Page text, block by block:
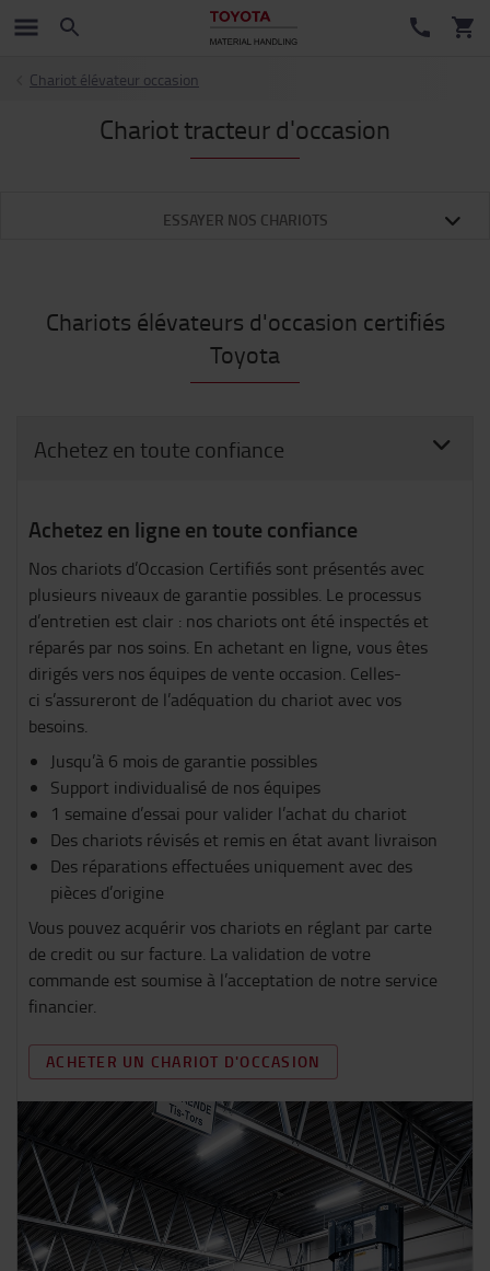
Chariot élévateur occasion
Chariot tracteur d'occasion
ESSAYER NOS CHARIOTS
Chariots élévateurs d'occasion certifiés
Toyota
Achetez en toute confiance
Achetez en ligne en toute confiance
Nos chariots d’Occasion Certifiés sont présentés avec
plusieurs niveaux de garantie possibles. Le processus
d’entretien est clair : nos chariots ont été inspectés et
réparés par nos soins. En achetant en ligne, vous êtes
dirigés vers nos équipes de vente occasion. Celles-
ci s’assureront de l’adéquation du chariot avec vos
besoins.
Jusqu’à 6 mois de garantie possibles
Support individualisé de nos équipes
1 semaine d’essai pour valider l’achat du chariot
Des chariots révisés et remis en état avant livraison
Des réparations effectuées uniquement avec des
pièces d’origine
Vous pouvez acquérir vos chariots en réglant par carte
de credit ou sur facture. La validation de votre
commande est soumise à l’acceptation de notre service
financier.
ACHETER UN CHARIOT D'OCCASION